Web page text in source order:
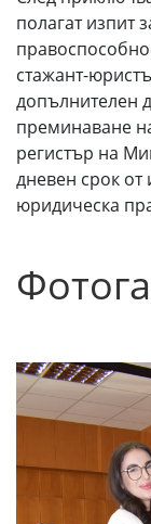
полагат изпит
стажант-
допълнителен
преминаване
регистър на
дневен срок от
юридическа